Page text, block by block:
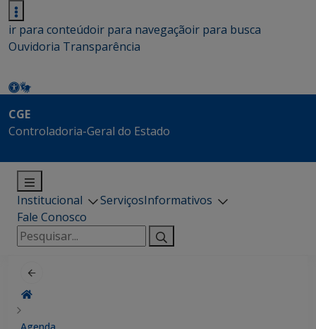
ir para conteúdoir para navegaçãoir para busca
Ouvidoria Transparência
CGE
Controladoria-Geral do Estado
Institucional ServiçosInformativos
Fale Conosco
Pesquisar
por: